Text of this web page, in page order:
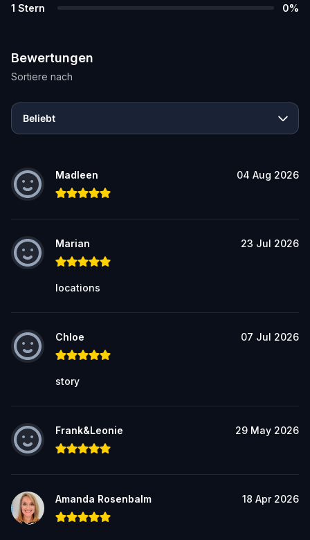
1 Stern 0%
Bewertungen
Sortiere nach
Beliebt
Madleen 04 Aug 2026
Marian 23 Jul 2026
locations
Chloe 07 Jul 2026
story
Frank&Leonie 29 May 2026
Amanda Rosenbalm 18 Apr 2026